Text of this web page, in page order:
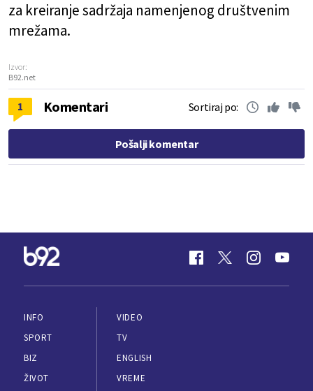
za kreiranje sadržaja namenjenog društvenim
mrežama.
Izvor:
B92.net
1 Komentari Sortiraj po:
Pošalji komentar
INFO
SPORT
BIZ
ŽIVOT
VIDEO
TV
ENGLISH
VREME